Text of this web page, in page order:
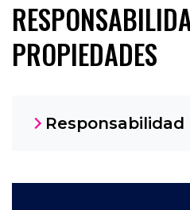
PROPIEDADES